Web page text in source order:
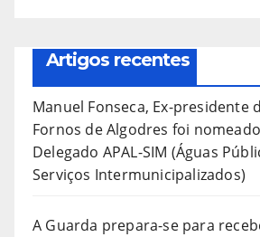
Artigos recentes
Manuel Fonseca, Ex-presidente
Fornos de Algodres foi
Delegado APAL-SIM (Águas
Serviços Intermunicipalizados)
A Guarda prepara-se para